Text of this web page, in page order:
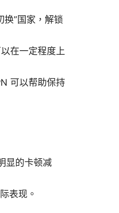
换”国家，解锁
在一定程度上
可以帮助保持
显的卡顿减
表现。